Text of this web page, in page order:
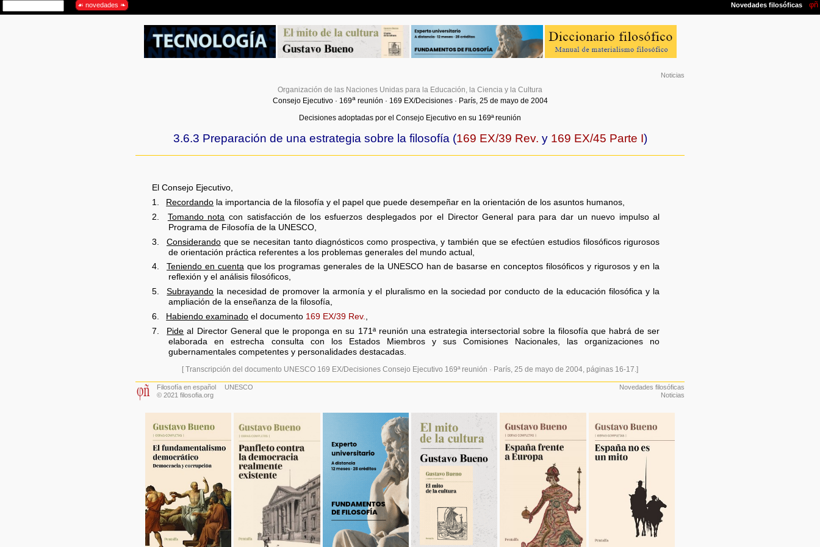
Noticias
Organización de las Naciones Unidas para la Educación, la Ciencia y la Cultura
Consejo Ejecutivo · 169areunión · 169 EX/Decisiones · París, 25 de mayo de 2004
Decisiones adoptadas por el Consejo Ejecutivo en su 169ª reunión
3.6.3 Preparación de una estrategia sobre la filosofía (169 EX/39 Rev. y 169 EX/45 Parte I)
El Consejo Ejecutivo,
1.
Recordando la importancia de la filosofía y el papel que puede desempeñar en la orientación de los asuntos humanos,
2. Tomando nota con satisfacción de los esfuerzos desplegados por el Director General para para dar un nuevo impulso al
Programa de Filosofía de la UNESCO,
3. Considerandoque se necesitan tanto diagnósticos como prospectiva, y también que se efectúen estudios filosóficos rigurosos
de orientación práctica referentes a los problemas generales del mundo actual,
4.Teniendo en cuentaque los programas generales de la UNESCO han de basarse en conceptos filosóficos y rigurosos y en la
reflexión y el análisis filosóficos,
5.Subrayando la necesidad de promover la armonía y el pluralismo en la sociedad por conducto de la educación filosófica y la
ampliación de la enseñanza de la filosofía,
6.
Habiendo examinado el documento 169 EX/39 Rev.,
7.
Pide al Director General que le proponga en su 171ª reunión una estrategia intersectorial sobre la filosofía que habrá de ser
elaborada en estrecha consulta con los Estados Miembros y sus Comisiones Nacionales, las organizaciones no
gubernamentales competentes y personalidades destacadas.
[ Transcripción del documento UNESCO 169 EX/Decisiones Consejo Ejecutivo 169ª reunión · París, 25 de mayo de 2004, páginas 16-17.]
Filosofía en español
© 2021 filosofia.org
UNESCO
Novedades filosóficas
Noticias